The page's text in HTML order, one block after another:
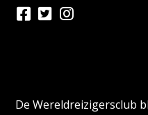
De Wereldreizigersclub